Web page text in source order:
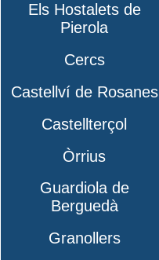
Els Hostalets de
Pierola
Cercs
Castellví de Rosanes
Castellterçol
Òrrius
Guardiola de
Berguedà
Granollers